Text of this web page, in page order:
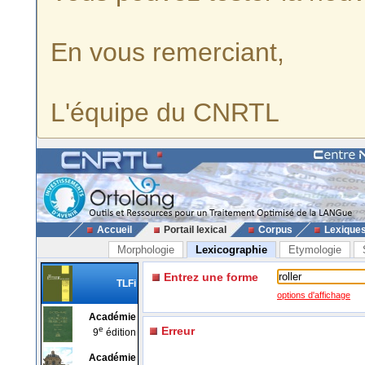
En vous remerciant,
L'équipe du CNRTL
Accueil Portail lexical Corpus
Morphologie Lexicographie Etymologie
TLFi
Académie
9e édition
Académie
Entrez une forme
options d'affichage
Erreur